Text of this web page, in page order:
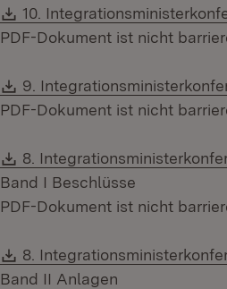
Download:
10.
PDF-Dokument ist nicht
Download:
9.
PDF-Dokument ist nicht
Download:
8.
Band I Beschlüsse
PDF-Dokument ist nicht
Download:
8.
Band II Anlagen